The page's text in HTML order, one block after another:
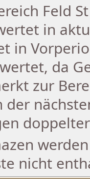
Feld
in
in
da
zur
der
nicht